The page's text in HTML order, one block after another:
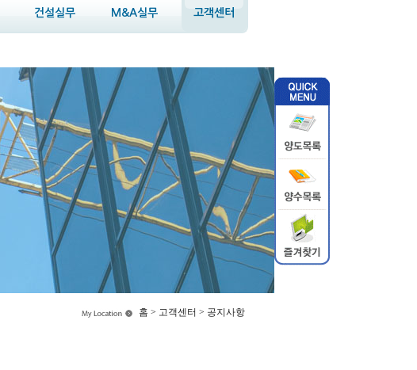
건설실무 M&A실무 고객센터
홈 > 고객센터 > 공지사항